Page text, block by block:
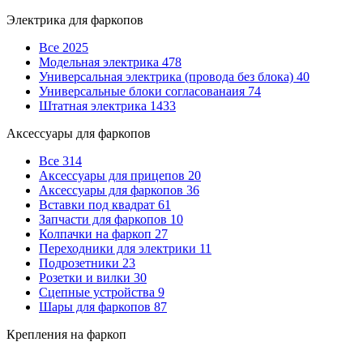
Электрика для фаркопов
Все 2025
Модельная электрика 478
Универсальная электрика (провода без блока) 40
Универсальные блоки согласованаия 74
Штатная электрика 1433
Аксессуары для фаркопов
Все 314
Аксессуары для прицепов 20
Аксессуары для фаркопов 36
Вставки под квадрат 61
Запчасти для фаркопов 10
Колпачки на фаркоп 27
Переходники для электрики 11
Подрозетники 23
Розетки и вилки 30
Сцепные устройства 9
Шары для фаркопов 87
Крепления на фаркоп